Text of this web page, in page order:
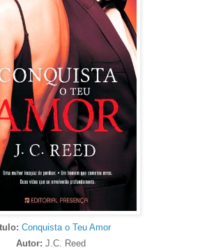
Conquista o Teu Amor
Autor: J.C. Reed